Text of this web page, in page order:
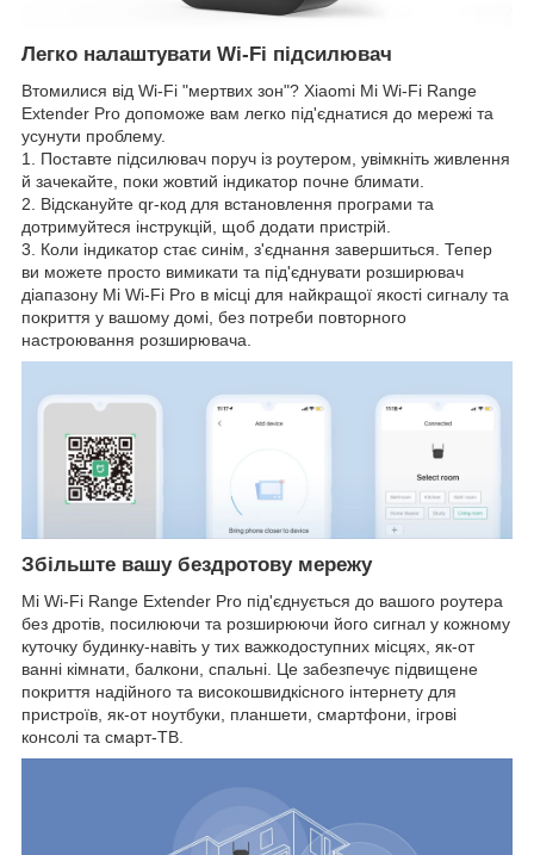
Легко налаштувати Wi-Fi підсилювач
Втомилися від Wi-Fi "мертвих зон"? Xiaomi Mi Wi-Fi Range
Extender Pro допоможе вам легко під'єднатися до мережі та
усунути проблему.
1. Поставте підсилювач поруч із роутером, увімкніть живлення
й зачекайте, поки жовтий індикатор почне блимати.
2. Відскануйте qr-код для встановлення програми та
дотримуйтеся інструкцій, щоб додати пристрій.
3. Коли індикатор стає синім, з'єднання завершиться. Тепер
ви можете просто вимикати та під'єднувати розширювач
діапазону Mi Wi-Fi Pro в місці для найкращої якості сигналу та
покриття у вашому домі, без потреби повторного
настроювання розширювача.
Збільште вашу бездротову мережу
Mi Wi-Fi Range Extender Pro під'єднується до вашого роутера
без дротів, посилюючи та розширюючи його сигнал у кожному
куточку будинку-навіть у тих важкодоступних місцях, як-от
ванні кімнати, балкони, спальні. Це забезпечує підвищене
покриття надійного та високошвидкісного інтернету для
пристроїв, як-от ноутбуки, планшети, смартфони, ігрові
консолі та смарт-ТВ.